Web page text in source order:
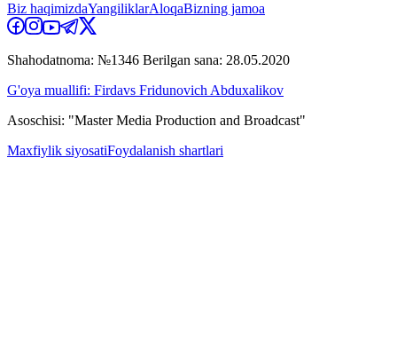
Biz haqimizdaYangiliklarAloqaBizning jamoa
Shahodatnoma: №1346 Berilgan sana: 28.05.2020
G'oya muallifi: Firdavs Fridunovich Abduxalikov
Asoschisi: "Master Media Production and Broadcast"
Maxfiylik siyosatiFoydalanish shartlari